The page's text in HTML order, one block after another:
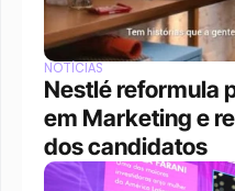
NOTÍCIAS
Nestlé reformula
em Marketing e
dos candidatos